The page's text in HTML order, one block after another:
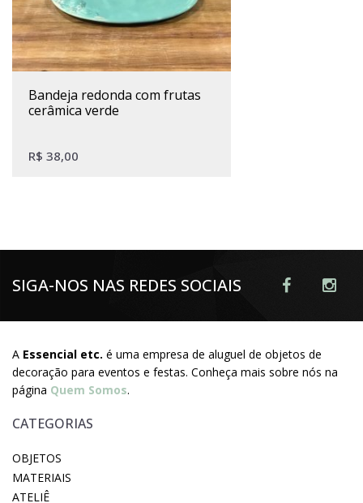
bandeja redonda com frutas
cerâmica verde
R$ 38,00
SIGA-NOS NAS REDES SOCIAIS
A Essencial etc. é uma empresa de aluguel de objetos de
decoração para eventos e festas. Conheça mais sobre nós na
página Quem Somos.
CATEGORIAS
OBJETOS
MATERIAIS
ATELIÊ